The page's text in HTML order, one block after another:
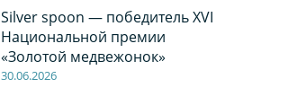
Silver spoon — победитель XVI
Национальной премии
«Золотой медвежонок»
30.06.2026